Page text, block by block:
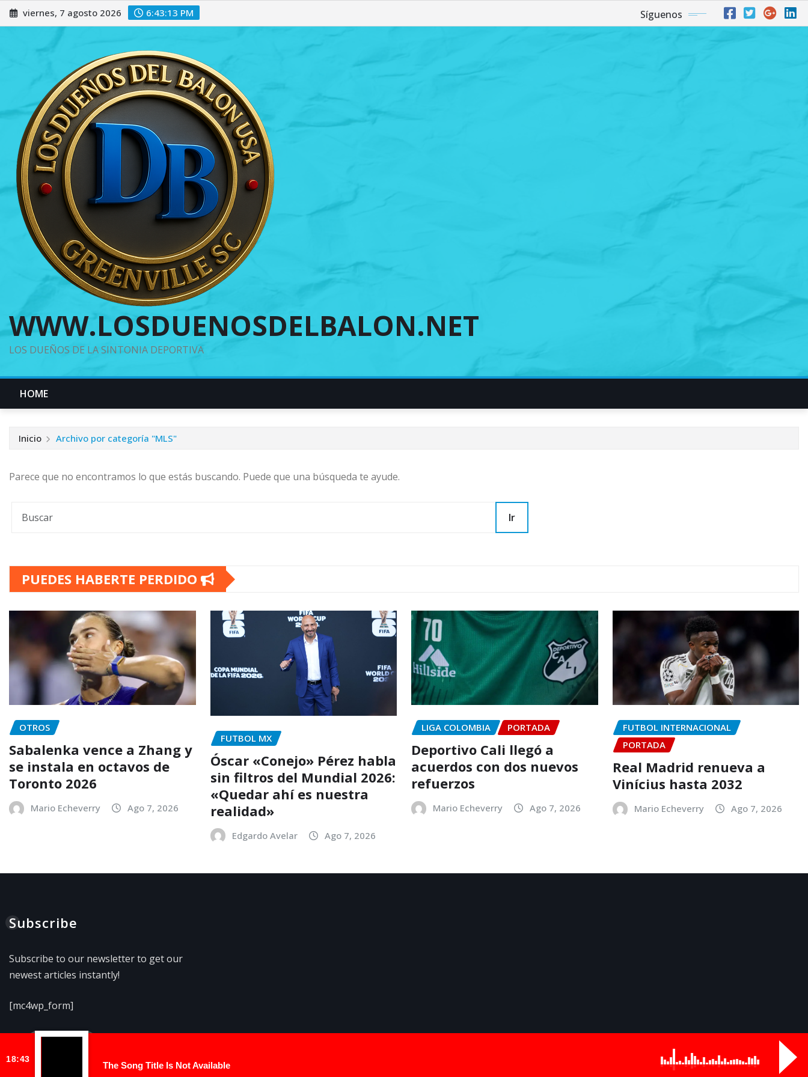
Saltar
al
viernes, 7 agosto 2026 6:43:14 PM Síguenos
WWW.LOSDUENOSDELBALON.NET
LOS DUEÑOS DE LA SINTONIA DEPORTIVA
HOME
Inicio Archivo por categoría "MLS"
Parece que no encontramos lo que estás buscando. Puede que una búsqueda te ayude.
Ir
PUEDES HABERTE PERDIDO
OTROS
Sabalenka vence a Zhang y
se instala en octavos de
Toronto 2026
Mario Echeverry Ago 7, 2026
FUTBOL MX
Óscar «Conejo» Pérez habla
sin filtros del Mundial 2026:
«Quedar ahí es nuestra
realidad»
Edgardo Avelar Ago 7, 2026
LIGA COLOMBIA PORTADA
Deportivo Cali llegó a
acuerdos con dos nuevos
refuerzos
Mario Echeverry Ago 7, 2026
FUTBOL INTERNACIONAL
PORTADA
Real Madrid renueva a
Vinícius hasta 2032
Mario Echeverry Ago 7, 2026
Subscribe
Subscribe to our newsletter to get our
newest articles instantly!
[mc4wp_form]
18:43
The Song Title Is Not Available